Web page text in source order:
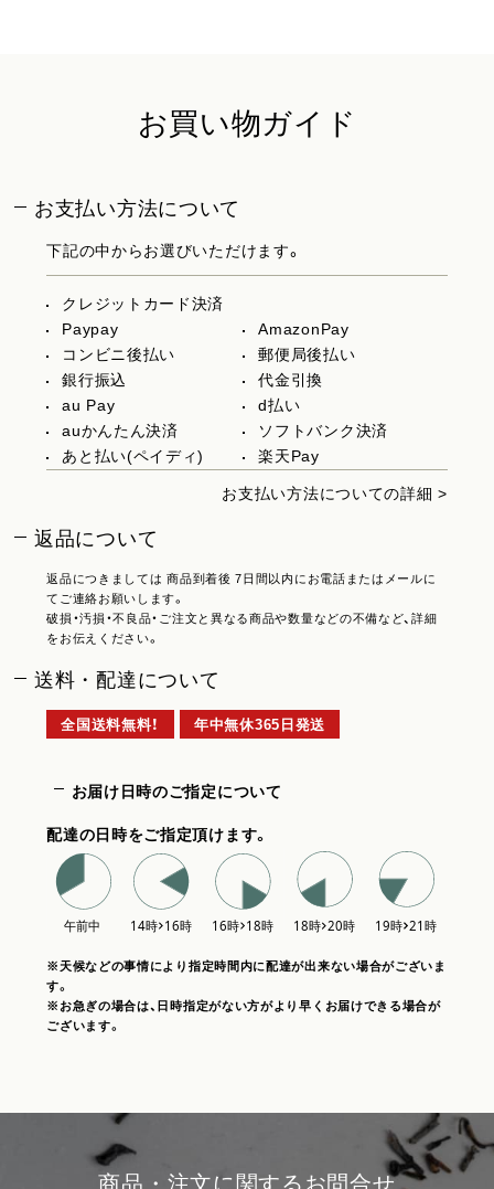
お買い物ガイド
お支払い方法について
下記の中からお選びいただけます。
クレジットカード決済
Paypay
AmazonPay
コンビニ後払い
郵便局後払い
銀行振込
代金引換
au Pay
d払い
auかんたん決済
ソフトバンク決済
あと払い(ペイディ)
楽天Pay
お支払い方法についての詳細 >
返品について
返品につきましては 商品到着後 7日間以内にお電話またはメールに
てご連絡お願いします。
破損・汚損・不良品・ご注文と異なる商品や数量などの不備など、詳細
をお伝えください。
送料・配達について
全国送料無料！ 年中無休365日発送
お届け日時のご指定について
配達の日時をご指定頂けます。
※天候などの事情により指定時間内に配達が出来ない場合がございま
す。
※お急ぎの場合は、日時指定がない方がより早くお届けできる場合が
ございます。
商品・注文に関するお問合せ